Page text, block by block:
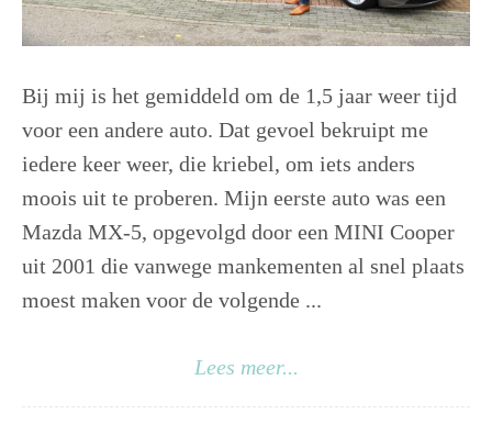
Bij mij is het gemiddeld om de 1,5 jaar weer tijd
voor een andere auto. Dat gevoel bekruipt me
iedere keer weer, die kriebel, om iets anders
moois uit te proberen. Mijn eerste auto was een
Mazda MX-5, opgevolgd door een MINI Cooper
uit 2001 die vanwege mankementen al snel plaats
moest maken voor de volgende ...
Lees meer...